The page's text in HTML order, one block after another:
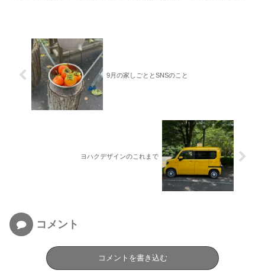
9月の家しごととSNSのこと
ヨハクデザインのこれまで
コメント
コメントを書き込む